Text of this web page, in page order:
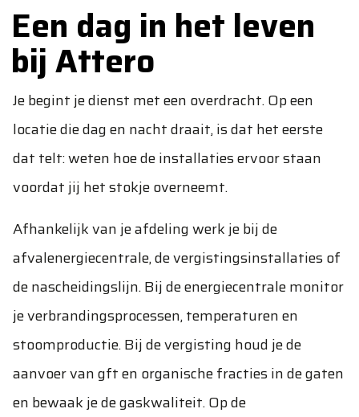
Een dag in het leven
bij Attero
Je begint je dienst met een overdracht. Op een
locatie die dag en nacht draait, is dat het eerste
dat telt: weten hoe de installaties ervoor staan
voordat jij het stokje overneemt.
Afhankelijk van je afdeling werk je bij de
afvalenergiecentrale, de vergistingsinstallaties of
de nascheidingslijn. Bij de energiecentrale monitor
je verbrandingsprocessen, temperaturen en
stoomproductie. Bij de vergisting houd je de
aanvoer van gft en organische fracties in de gaten
en bewaak je de gaskwaliteit. Op de